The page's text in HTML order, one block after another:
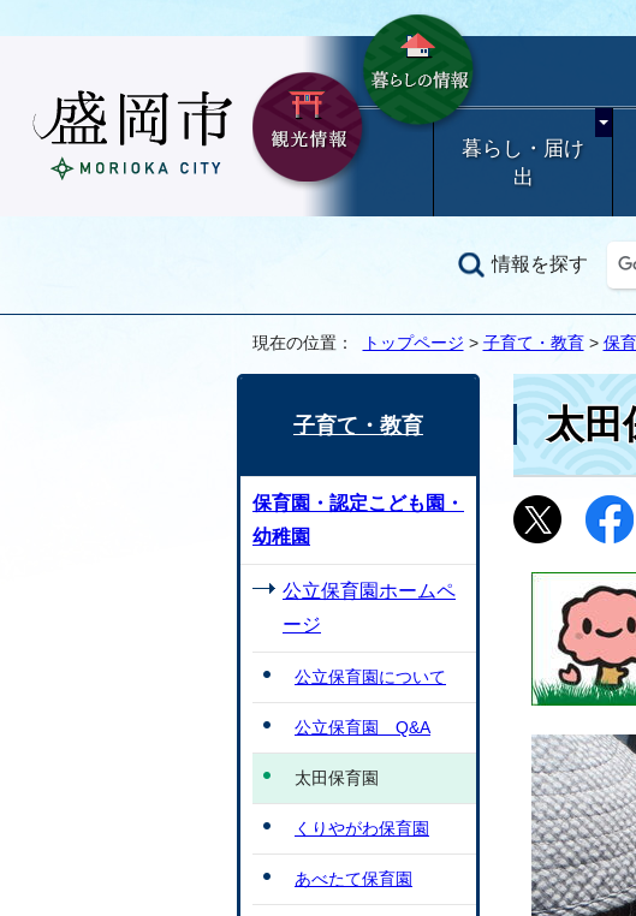
暮らし・届け
出
情報を探す
現在の位置： トップページ > 子育て・教育> 保
太田
子育て・教育
保育園・認定こども園・
幼稚園
公立保育園ホームペ
ージ
公立保育園について
公立保育園 Q&A
太田保育園
くりやがわ保育園
あべたて保育園